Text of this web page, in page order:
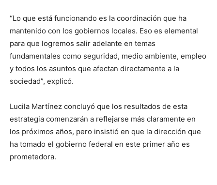
“Lo que está funcionando es la coordinación que ha
mantenido con los gobiernos locales. Eso es elemental
para que logremos salir adelante en temas
fundamentales como seguridad, medio ambiente, empleo
y todos los asuntos que afectan directamente a la
sociedad”, explicó.
Lucila Martínez concluyó que los resultados de esta
estrategia comenzarán a reflejarse más claramente en
los próximos años, pero insistió en que la dirección que
ha tomado el gobierno federal en este primer año es
prometedora.